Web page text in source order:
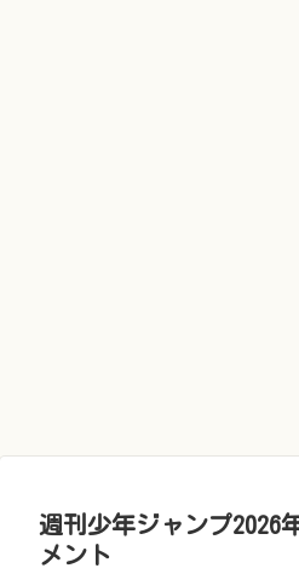
週刊少年ジャンプ2026
メント